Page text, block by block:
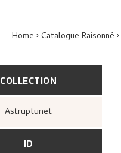
Home Catalogue Raisonné
COLLECTION
Astruptunet
ID